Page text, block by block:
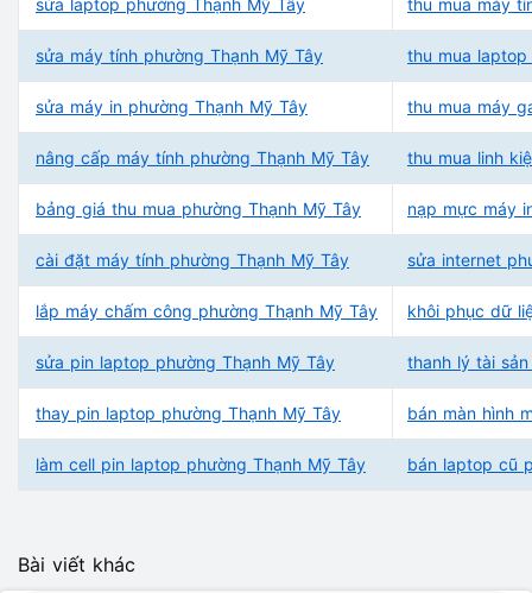
sửa laptop phường Thạnh Mỹ Tây thu mua máy
sửa máy tính phường Thạnh Mỹ Tây thu mua
sửa máy in phường Thạnh Mỹ Tây thu mua máy
nâng cấp máy tính phường Thạnh Mỹ Tây thu mua linh
bảng giá thu mua phường Thạnh Mỹ Tây nạp mực máy
cài đặt máy tính phường Thạnh Mỹ Tây sửa internet
lắp máy chấm công phường Thạnh Mỹ Tây khôi phục dữ
sửa pin laptop phường Thạnh Mỹ Tây thanh lý tài
thay pin laptop phường Thạnh Mỹ Tây bán màn hình
làm cell pin laptop phường Thạnh Mỹ Tây bán laptop cũ
Bài viết khác